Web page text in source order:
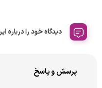
دیدگاه خود را درباره
پرسش و پاسخ